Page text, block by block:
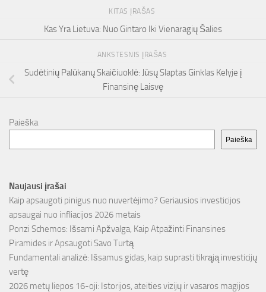
KITAS ĮRAŠAS
Kas Yra Lietuva: Nuo Gintaro Iki Vienaragių Šalies
ANKSTESNIS ĮRAŠAS
Sudėtinių Palūkanų Skaičiuoklė: Jūsų Slaptas Ginklas Kelyje į
Finansinę Laisvę
Paieška
Paieška
Naujausi įrašai
Kaip apsaugoti pinigus nuo nuvertėjimo? Geriausios investicijos
apsaugai nuo infliacijos 2026 metais
Ponzi Schemos: Išsami Apžvalga, Kaip Atpažinti Finansines
Piramides ir Apsaugoti Savo Turtą
Fundamentali analizė: Išsamus gidas, kaip suprasti tikrąją investicijų
vertę
2026 metų liepos 16-oji: Istorijos, ateities vizijų ir vasaros magijos